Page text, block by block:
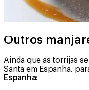
Outros
Ainda que as torrijas
Santa em Espanha,
Espanha: